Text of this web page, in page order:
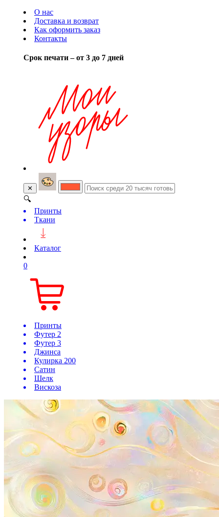
О нас
Доставка и возврат
Как оформить заказ
Контакты
Срок печати – от 3 до 7 дней
✕
🔍
Принты
Ткани
Каталог
0
Принты
Футер 2
Футер 3
Джинса
Кулирка 200
Сатин
Шелк
Вискоза